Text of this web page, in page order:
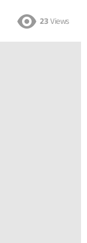
23 Views